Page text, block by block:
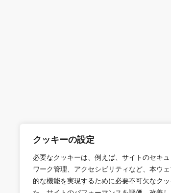
クッキーの設定
必要なクッキーは、例えば、サイトのセキ
ワーク管理、アクセシビリティなど、本ウ
的な機能を実現するために必要不可欠なク